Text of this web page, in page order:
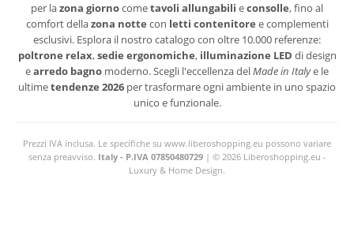
per lazona giornocometavoli allungabili econsolle, fino al
comfort dellazona notte con letti contenitore e complementi
esclusivi. Esplora il nostro catalogo con oltre 10.000 referenze:
poltrone relax,sedie ergonomiche, illuminazione LED di design
earredo bagno moderno. Scegli l'eccellenza delMade in Italye le
ultimetendenze 2026 per trasformare ogni ambiente in uno spazio
unico e funzionale.
Prezzi IVA inclusa. Le specifiche su www.liberoshopping.eu possono variare
senza preavviso. Italy - P.IVA 07850480729| © 2026 Liberoshopping.eu -
Luxury & Home Design.